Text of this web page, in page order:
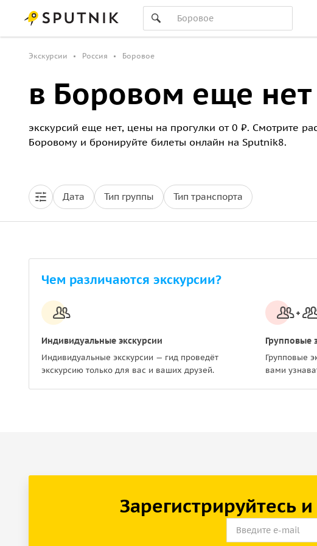
Экскурсии Россия Боровое
в Боровом еще нет
экскурсий еще нет, цены на прогулки от 0 ₽. Смотрите
Боровому и бронируйте билеты онлайн на Sputnik8.
Дата Тип группы Тип транспорта
Чем различаются экскурсии?
Индивидуальные экскурсии
Индивидуальные экскурсии — гид проведёт
экскурсию только для вас и ваших друзей.
Групповые
Групповые
вами
Зарегистрируйтесь